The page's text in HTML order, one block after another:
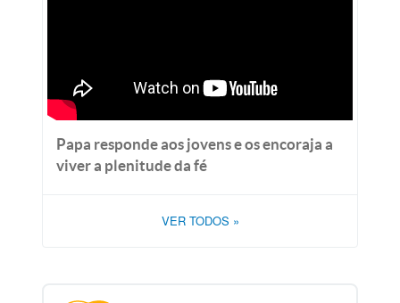
Papa responde aos jovens e os encoraja a
viver a plenitude da fé
VER TODOS »